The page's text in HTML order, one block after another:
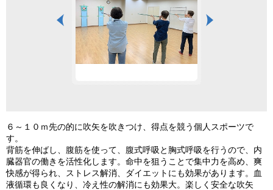
６～１０ｍ先の的に吹矢を吹きつけ、得点を競う個人スポーツで
す。
背筋を伸ばし、腹筋を使って、腹式呼吸と胸式呼吸を行うので、内
臓器官の働きを活性化します。命中を狙うことで集中力を高め、爽
快感が得られ、ストレス解消、ダイエットにも効果があります。血
液循環も良くなり、冷え性の解消にも効果大。楽しく安全な吹矢